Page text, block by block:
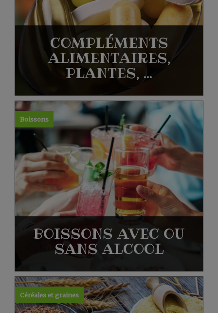
COMPLÉMENTS
ALIMENTAIRES,
PLANTES, ...
Boissons
BOISSONS AVEC OU
SANS ALCOOL
Céréales et graines